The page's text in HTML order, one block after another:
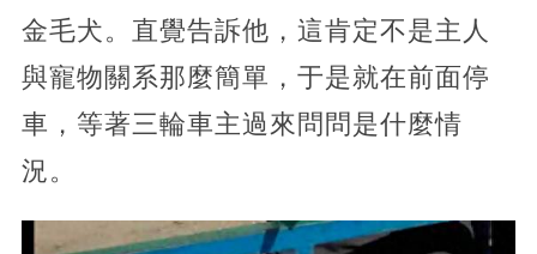
金毛犬。直覺告訴他，這肯定不是主人
與寵物關系那麼簡單，于是就在前面停
車，等著三輪車主過來問問是什麼情
況。